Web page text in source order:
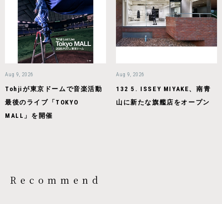
Aug 9, 2026
Tohjiが東京ドームで音楽活動
最後のライブ「TOKYO
MALL」を開催
Aug 9, 2026
132 5. ISSEY MIYAKE、南青
山に新たな旗艦店をオープン
Recommend